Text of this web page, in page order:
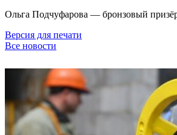
Ольга Подчуфарова — бронзовый
Версия для печати
Все новости